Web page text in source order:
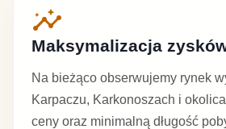
insights
Maksymalizacja
Na bieżąco obserwujemy rynek
Karpaczu, Karkonoszach i
ceny oraz minimalną długość